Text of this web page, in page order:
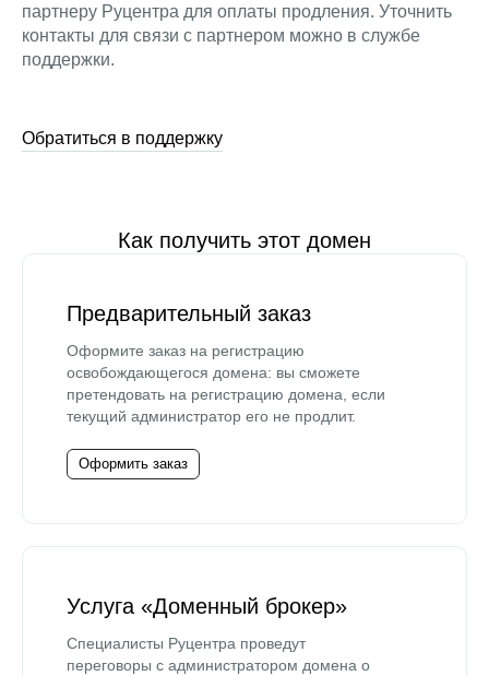
партнеру Руцентра для оплаты продления. Уточнить
контакты для связи с партнером можно в службе
поддержки.
Обратиться в поддержку
Как получить этот домен
Предварительный заказ
Оформите заказ на регистрацию
освобождающегося домена: вы сможете
претендовать на регистрацию домена, если
текущий администратор его не продлит.
Оформить заказ
Услуга «Доменный брокер»
Специалисты Руцентра проведут
переговоры с администратором домена о